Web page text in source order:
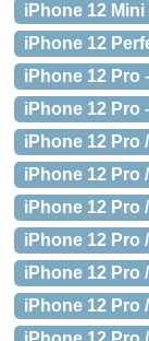
iPhone 12
iPhone 12
iPhone 12 Pro
iPhone 12 Pro
iPhone 12 Pro
iPhone 12 Pro
iPhone 12 Pro
iPhone 12 Pro
iPhone 12 Pro
iPhone 12 Pro